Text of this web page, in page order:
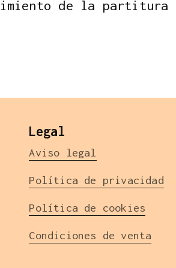
imiento de la partitura
Legal
Aviso legal
Política de privacidad
Política de cookies
Condiciones de venta